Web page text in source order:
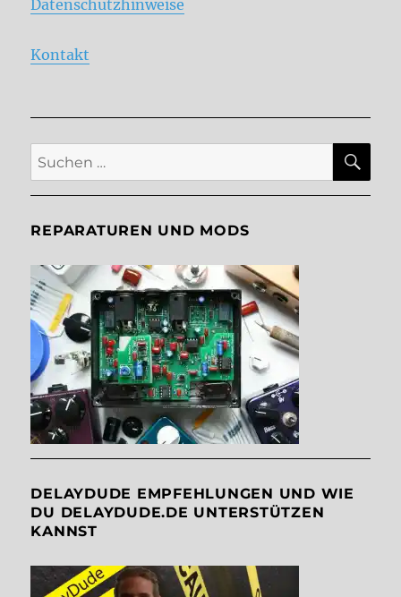
Datenschutzhinweise
Kontakt
Suche
nach:
REPARATUREN UND MODS
DELAYDUDE EMPFEHLUNGEN UND WIE
DU DELAYDUDE.DE UNTERSTÜTZEN
KANNST